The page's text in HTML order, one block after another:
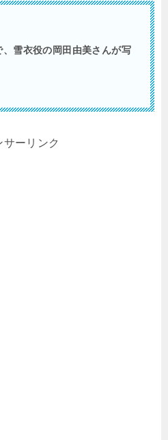
雪衣役の岡田由美さんが写
サーリンク